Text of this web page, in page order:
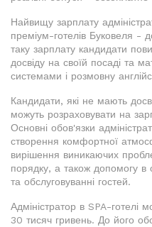
Найвищу зарплату
преміум-готелів Буковеля -
таку зарплату кандидати
досвіду на своїй посаді та
системами і розмовну
Кандидати, які не мають
можуть розраховувати на
Основні обов'язки
створення комфортної
вирішення виникаючих
порядку, а також допомогу в
та обслуговуванні гостей.
Адміністратор в SPA-
30 тисяч гривень. До його